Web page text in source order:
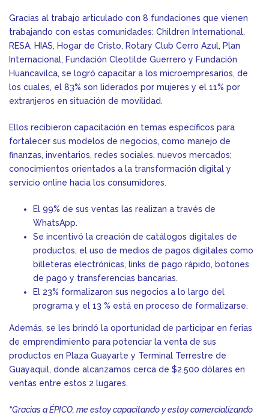
Gracias al trabajo articulado con 8 fundaciones que vienen
trabajando con estas comunidades: Children International,
RESA, HIAS, Hogar de Cristo, Rotary Club Cerro Azul, Plan
Internacional, Fundación Cleotilde Guerrero y Fundación
Huancavilca, se logró capacitar a los microempresarios, de
los cuales, el 83% son liderados por mujeres y el 11% por
extranjeros en situación de movilidad.
Ellos recibieron capacitación en temas específicos para
fortalecer sus modelos de negocios, como manejo de
finanzas, inventarios, redes sociales, nuevos mercados;
conocimientos orientados a la transformación digital y
servicio online hacia los consumidores.
El 99% de sus ventas las realizan a través de
WhatsApp.
Se incentivó la creación de catálogos digitales de
productos, el uso de medios de pagos digitales como
billeteras electrónicas, links de pago rápido, botones
de pago y transferencias bancarias.
El 23% formalizaron sus negocios a lo largo del
programa y el 13 % está en proceso de formalizarse.
Además, se les brindó la oportunidad de participar en ferias
de emprendimiento para potenciar la venta de sus
productos en Plaza Guayarte y Terminal Terrestre de
Guayaquil, donde alcanzamos cerca de $2.500 dólares en
ventas entre estos 2 lugares.
“Gracias a ÉPICO, me estoy capacitando y estoy comercializando